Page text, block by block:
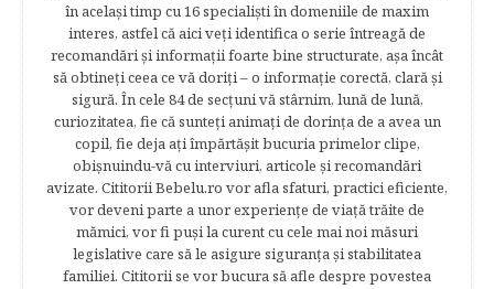
în acelaşi timp cu 16 specialişti în domeniile de maxim
interes, astfel că aici veţi identifica o serie întreagă de
recomandări şi informaţii foarte bine structurate, aşa încât
să obtineţi ceea ce vă doriţi – o informaţie corectă, clară şi
sigură. În cele 84 de secțuni vă stârnim, lună de lună,
curiozitatea, fie că sunteţi animaţi de dorinţa de a avea un
copil, fie deja aţi împărtăşit bucuria primelor clipe,
obişnuindu-vă cu interviuri, articole şi recomandări
avizate. Cititorii Bebelu.ro vor afla sfaturi, practici eficiente,
vor deveni parte a unor experienţe de viaţă trăite de
mămici, vor fi puşi la curent cu cele mai noi măsuri
legislative care să le asigure siguranţa şi stabilitatea
familiei. Cititorii se vor bucura să afle despre povestea